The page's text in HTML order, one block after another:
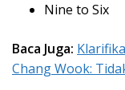
Nine to Six
Baca Juga:
Chang Wook: